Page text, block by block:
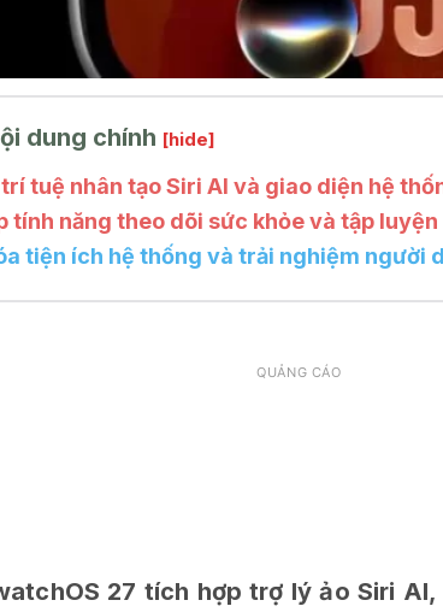
dung chính [hide]
tuệ nhân tạo Siri AI và giao diện hệ
tính năng theo dõi sức khỏe và tập luyện
tiện ích hệ thống và trải nghiệm người
QUẢNG CÁO
27 tích hợp trợ lý ảo Siri